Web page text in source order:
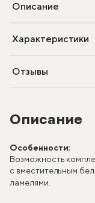
Описание
Особенности:
Возможность
с вместительным
ламелями.
Описание
Характеристики
Отзывы